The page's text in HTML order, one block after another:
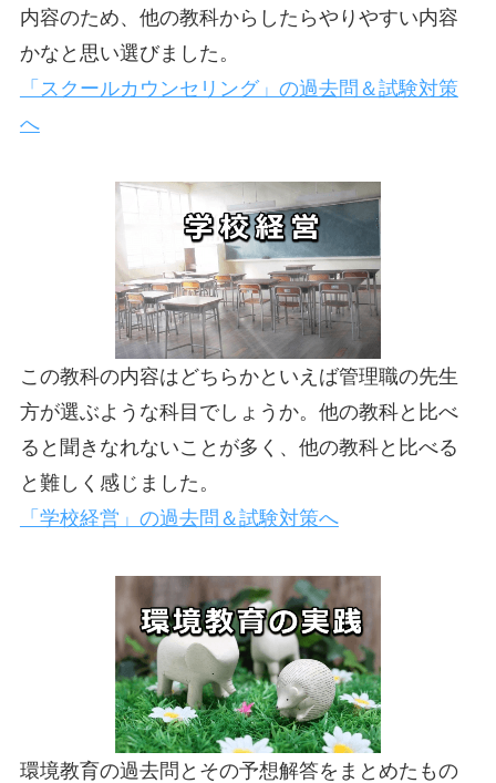
内容のため、他の教科からしたらやりやすい内容
かなと思い選びました。
「スクールカウンセリング」の過去問＆試験対策
へ
この教科の内容はどちらかといえば管理職の先生
方が選ぶような科目でしょうか。他の教科と比べ
ると聞きなれないことが多く、他の教科と比べる
と難しく感じました。
「学校経営」の過去問＆試験対策へ
環境教育の過去問とその予想解答をまとめたもの